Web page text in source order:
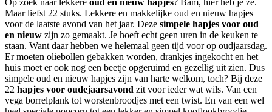
Maar liefst 22 stuks. Lekkere en makkelijke oud en nieuw hapjes
voor de laatste avond van het jaar. Deze simpele hapjes voor oud
en nieuw zijn zo gemaakt. Je hoeft echt geen uren in de keuken te
staan. Want daar hebben we helemaal geen tijd voor op oudjaarsdag.
Er moeten oliebollen gebakken worden, drankjes ingekocht en het
huis moet er ook nog een beetje opgeruimd en gezellig uit zien. Dus
simpele oud en nieuw hapjes zijn van harte welkom, toch? Bij deze
22 hapjes voor oudejaarsavond zit voor ieder wat wils. Van een
vega borrelplank tot worstenbroodjes met een twist. En van een wel